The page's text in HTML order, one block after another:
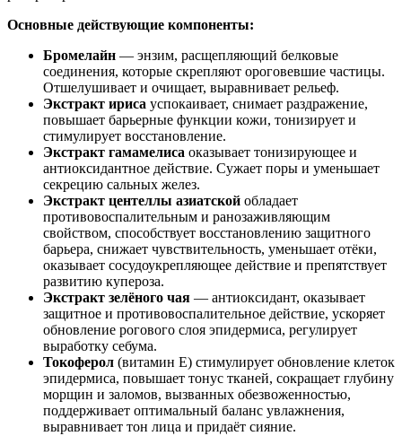
Основные действующие компоненты:
Бромелайн — энзим, расщепляющий белковые
соединения, которые скрепляют ороговевшие частицы.
Отшелушивает и очищает, выравнивает рельеф.
Экстракт ириса успокаивает, снимает раздражение,
повышает барьерные функции кожи, тонизирует и
стимулирует восстановление.
Экстракт гамамелиса оказывает тонизирующее и
антиоксидантное действие. Сужает поры и уменьшает
секрецию сальных желез.
Экстракт центеллы азиатской обладает
противовоспалительным и ранозаживляющим
свойством, способствует восстановлению защитного
барьера, снижает чувствительность, уменьшает отёки,
оказывает сосудоукрепляющее действие и препятствует
развитию купероза.
Экстракт зелёного чая — антиоксидант, оказывает
защитное и противовоспалительное действие, ускоряет
обновление рогового слоя эпидермиса, регулирует
выработку себума.
Токоферол (витамин Е) стимулирует обновление клеток
эпидермиса, повышает тонус тканей, сокращает глубину
морщин и заломов, вызванных обезвоженностью,
поддерживает оптимальный баланс увлажнения,
выравнивает тон лица и придаёт сияние.